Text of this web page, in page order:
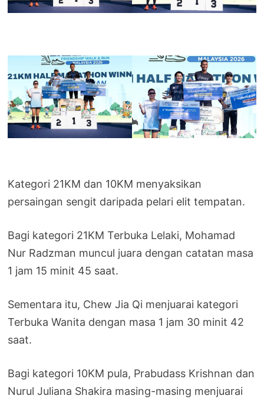
Kategori 21KM dan 10KM menyaksikan
persaingan sengit daripada pelari elit tempatan.
Bagi kategori 21KM Terbuka Lelaki, Mohamad
Nur Radzman muncul juara dengan catatan masa
1 jam 15 minit 45 saat.
Sementara itu, Chew Jia Qi menjuarai kategori
Terbuka Wanita dengan masa 1 jam 30 minit 42
saat.
Bagi kategori 10KM pula, Prabudass Krishnan dan
Nurul Juliana Shakira masing-masing menjuarai